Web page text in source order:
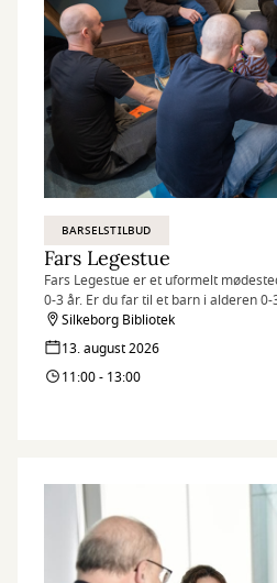
BARSELSTILBUD
Fars Legestue
Fars Legestue er et uformelt
0-3 år. Er du far til et barn i alderen
eller orlov og bor i Silkeborg
Så kom og vær med til Fars Legestue!
Silkeborg Bibliotek
13. august 2026
11:00 - 13:00